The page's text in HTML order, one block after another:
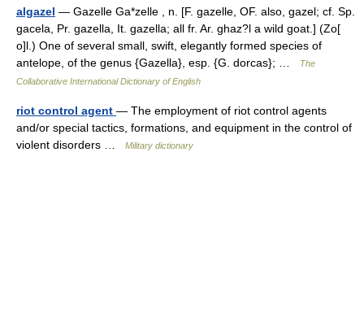
algazel — Gazelle Ga*zelle , n. [F. gazelle, OF. also, gazel; cf. Sp.
gacela, Pr. gazella, It. gazella; all fr. Ar. ghaz?l a wild goat.] (Zo[
o]l.) One of several small, swift, elegantly formed species of
antelope, of the genus {Gazella}, esp. {G. dorcas}; …
The
Collaborative International Dictionary of English
riot control agent — The employment of riot control agents
and/or special tactics, formations, and equipment in the control of
violent disorders …
Military dictionary